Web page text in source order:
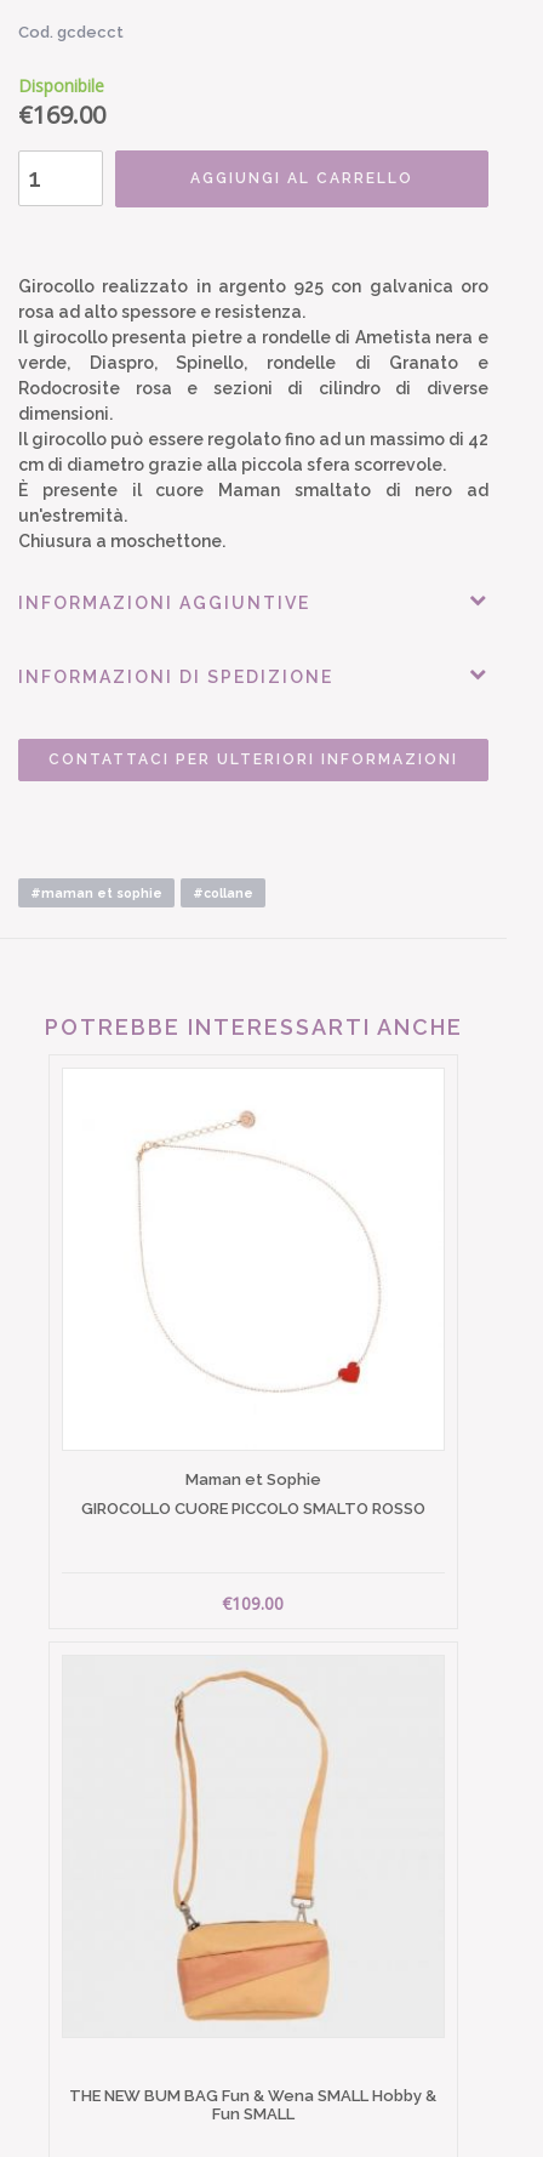
Cod. gcdecct
Disponibile
€169.00
AGGIUNGI AL CARRELLO
Girocollo realizzato in argento 925 con galvanica oro
rosa ad alto spessore e resistenza.
Il girocollo presenta pietre a rondelle di Ametista nera e
verde, Diaspro, Spinello, rondelle di Granato e
Rodocrosite rosa e sezioni di cilindro di diverse
dimensioni.
Il girocollo può essere regolato fino ad un massimo di 42
cm di diametro grazie alla piccola sfera scorrevole.
È presente il cuore Maman smaltato di nero ad
un'estremità.
Chiusura a moschettone.
INFORMAZIONI AGGIUNTIVE
INFORMAZIONI DI SPEDIZIONE
CONTATTACI PER ULTERIORI INFORMAZIONI
#maman et sophie #collane
POTREBBE INTERESSARTI ANCHE
Maman et Sophie
GIROCOLLO CUORE PICCOLO SMALTO ROSSO
€109.00
THE NEW BUM BAG Fun & Wena SMALL Hobby &
Fun SMALL